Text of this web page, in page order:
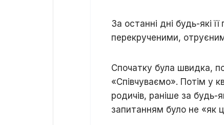
За останні дні будь-які
перекрученими,
Спочатку була швидка,
«Співчуваємо». Потім у
родичів, раніше за будь-
запитанням було не «як